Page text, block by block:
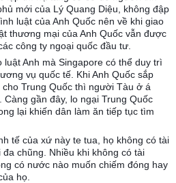
mới của Lý Quang Diệu, không đập
luật của Anh Quốc nên về khi giao
thương mại của Anh Quốc vẫn được
công ty ngoại quốc đầu tư.
Anh mà Singapore có thể duy trì
vụ quốc tế. Khi Anh Quốc sắp
Trung Quốc thì người Tàu ở á
gần đây, lo ngại Trung Quốc
lại khiến dân làm ăn tiếp tục tìm
tế của xứ này te tua, họ không có tài
chũng. Nhiều khi không có tài
có nước nào muốn chiếm đóng hay
họ.